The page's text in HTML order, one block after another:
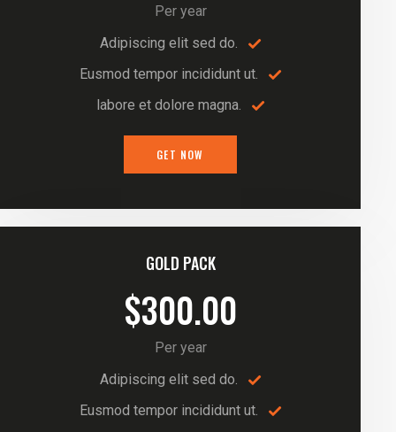
Per year
Adipiscing elit sed do.
Eusmod tempor incididunt ut.
labore et dolore magna.
GET NOW
GOLD PACK
$300.00
Per year
Adipiscing elit sed do.
Eusmod tempor incididunt ut.